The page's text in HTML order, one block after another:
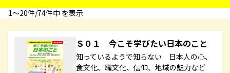
1〜20件/74件中 を表示
Ｓ０１ 今こそ学びたい日本のこと
知っているようで知らない 日本人の心、
食文化、職文化、信仰、地域の魅力など